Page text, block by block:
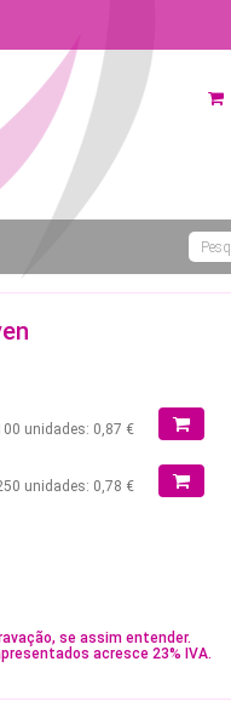
unidades: 0,87 €
unidades: 0,78 €
se assim entender.
acresce 23% IVA.